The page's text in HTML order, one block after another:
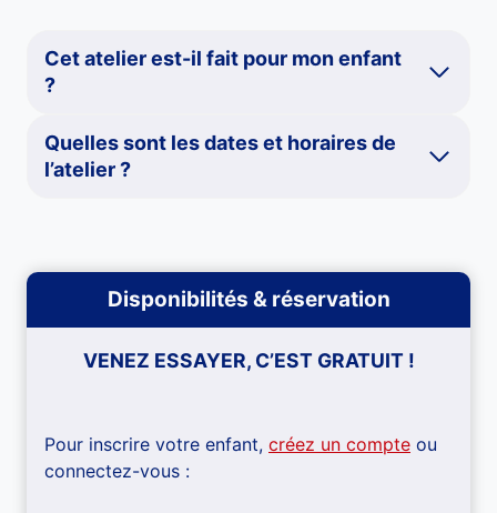
Cet atelier est-il fait pour mon enfant
?
Quelles sont les dates et horaires de
l’atelier ?
Disponibilités & réservation
VENEZ ESSAYER, C’EST GRATUIT !
Pour inscrire votre enfant, créez un compte ou
connectez-vous :